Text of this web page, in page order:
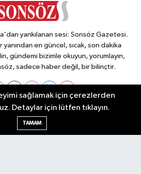
yankılanan sesi: Sonsöz Gazetesi.
en güncel, sıcak, son dakika
gündemi bizimle okuyun, yorumlayın,
sadece haber değil, bir bilinçtir.
sağlamak için çerezlerden
Detaylar için lütfen tıklayın.
TAMAM